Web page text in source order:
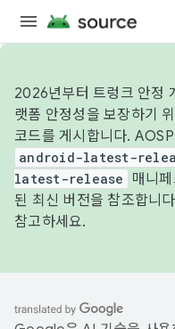
2026년부터 트렁크 안정
랫폼 안정성을 보장하기
코드를 게시합니다.
android-latest-
latest-release
매니
된 최신 버전을 참조합니
참고하세요.